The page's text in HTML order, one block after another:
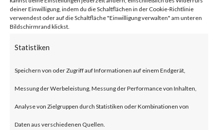
deiner Einwilligung, indem du die Schaltflächen in der Cookie-Richtlinie
verwendest oder auf die Schaltfläche "Einwilligung verwalten" am unteren
Bildschirmrand klickst.
Statistiken
Speichern von oder Zugriff auf Informationen auf einem Endgerät,
Messung der Werbeleistung, Messung der Performance von Inhalten,
Analyse von Zielgruppen durch Statistiken oder Kombinationen von
Daten aus verschiedenen Quellen.
Facebook 0
The Zyxel Networks is one of
the leading providers of
broadband networking solution